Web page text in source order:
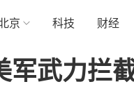
京 科技 财经
军武力拦